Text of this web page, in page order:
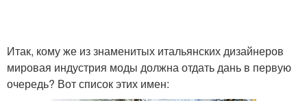
Итак, кому же из знаменитых итальянских дизайнеров
мировая индустрия моды должна отдать дань в первую
очередь? Вот список этих имен: